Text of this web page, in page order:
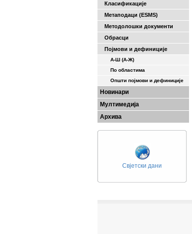
Класификације
Метаподаци (ESMS)
Методолошки документи
Обрасци
Појмови и дефиниције
А-Ш (A-Ж)
По областима
Општи појмови и дефиниције
Новинари
Мултимедија
Архива
Свјетски дани